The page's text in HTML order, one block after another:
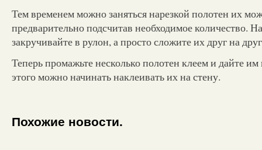
Тем временем можно заняться нарезкой полотен их
предварительно подсчитав необходимое количество.
закручивайте в рулон, а просто сложите их друг на
Теперь промажьте несколько полотен клеем и дайте им
этого можно начинать наклеивать их на стену.
Похожие новости.